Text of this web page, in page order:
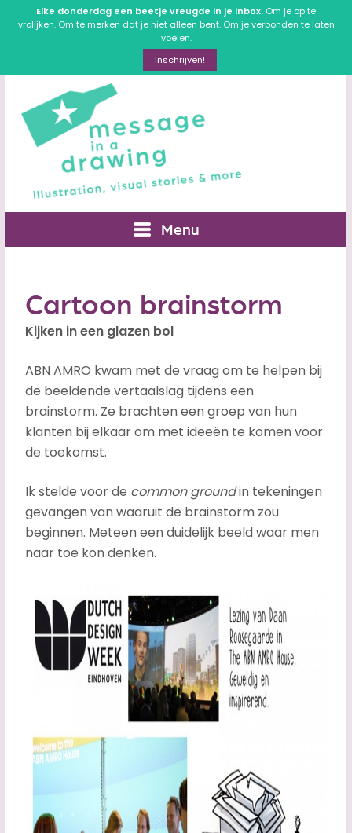
Elke donderdag een beetje vreugde in je inbox. Om je op te
vrolijken. Om te merken dat je niet alleen bent. Om je verbonden te laten
voelen.
Inschrijven!
Menu
Cartoon brainstorm
Kijken in een glazen bol
ABN AMRO kwam met de vraag om te helpen bij
de beeldende vertaalslag tijdens een
brainstorm. Ze brachten een groep van hun
klanten bij elkaar om met ideeën te komen voor
de toekomst.
Ik stelde voor de common groundin tekeningen
gevangen van waaruit de brainstorm zou
beginnen. Meteen een duidelijk beeld waar men
naar toe kon denken.